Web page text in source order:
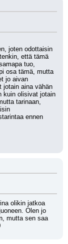
joten odottaisin
että tämä
tuo,
osa tämä, mutta
jo aivan
jotain aina vähän
kuin olisivat jotain
tarinaan,
ennen
olikin jatkoa
Olen jo
mutta sen saa